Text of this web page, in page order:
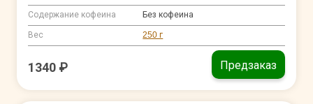
Содержание кофеина Без кофеина
Вес 250 г
1340 ₽ Предзаказ